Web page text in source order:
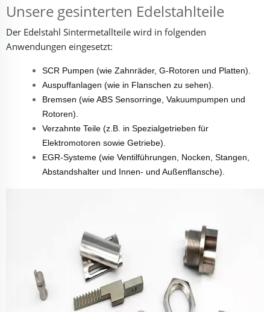
Unsere gesinterten Edelstahlteile
Der Edelstahl Sintermetallteile wird in folgenden
Anwendungen eingesetzt:
SCR Pumpen (wie Zahnräder, G-Rotoren und Platten).
Auspuffanlagen (wie in Flanschen zu sehen).
Bremsen (wie ABS Sensorringe, Vakuumpumpen und
Rotoren).
Verzahnte Teile (z.B. in Spezialgetrieben für
Elektromotoren sowie Getriebe).
EGR-Systeme (wie Ventilführungen, Nocken, Stangen,
Abstandshalter und Innen- und Außenflansche).